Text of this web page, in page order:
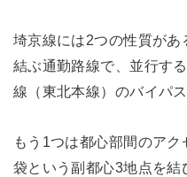
埼京線には2つの性質が
結ぶ通勤路線で、並行す
線（東北本線）のバイパ
もう1つは都心部間のア
袋という副都心3地点を